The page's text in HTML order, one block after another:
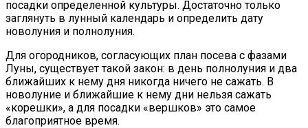
посадки определенной культуры. Достаточно только
заглянуть в лунный календарь и определить дату
новолуния и полнолуния.
Для огородников, согласующих план посева с фазами
Луны, существует такой закон: в день полнолуния и два
ближайших к нему дня никогда ничего не сажать. В
новолуние и ближайшие к нему дни нельзя сажать
«корешки», а для посадки «вершков» это самое
благоприятное время.